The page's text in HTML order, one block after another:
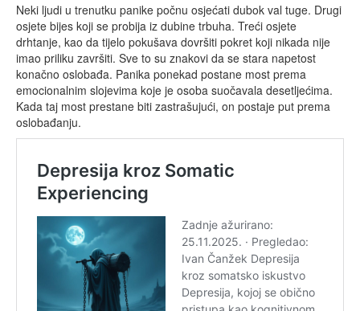
Neki ljudi u trenutku panike počnu osjećati dubok val tuge. Drugi
osjete bijes koji se probija iz dubine trbuha. Treći osjete
drhtanje, kao da tijelo pokušava dovršiti pokret koji nikada nije
imao priliku završiti. Sve to su znakovi da se stara napetost
konačno oslobađa. Panika ponekad postane most prema
emocionalnim slojevima koje je osoba suočavala desetljećima.
Kada taj most prestane biti zastrašujući, on postaje put prema
oslobađanju.